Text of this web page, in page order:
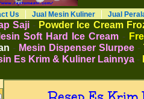
Us Jual Mesin Kuliner Jual
Saji- Powder Ice Cream
Soft Hard Ice Cream-
- Mesin Dispenser Slurpee -
Es Krim & Kuliner Lainnya -